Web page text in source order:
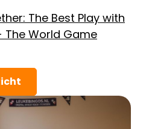
The Best Play with
The World Game